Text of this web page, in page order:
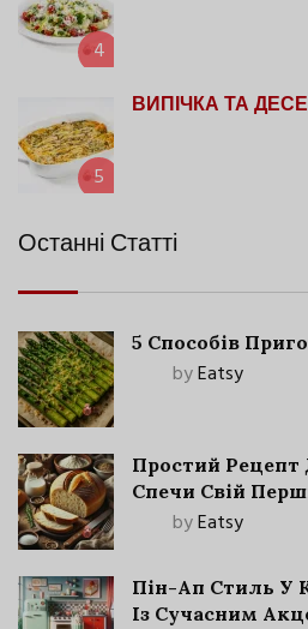
4
5
ВИПІЧКА ТА
Останні Статті
5 Способів
byEatsy
Простий
Спечи Свій
byEatsy
Пін-Ап Стиль У
Із Сучасним